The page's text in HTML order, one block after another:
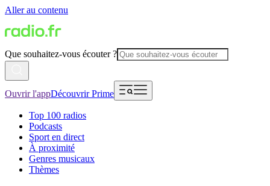
Aller au contenu
Que souhaitez-vous écouter ?
Ouvrir l'appDécouvrir Prime
Top 100 radios
Podcasts
Sport en direct
À proximité
Genres musicaux
Thèmes